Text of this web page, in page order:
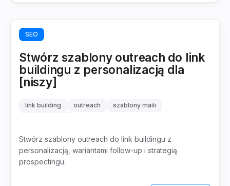
SEO
Stwórz szablony outreach do link
buildingu z personalizacją dla
[niszy]
link building outreach
szablony maili
Stwórz szablony outreach do link buildingu z
personalizacją, wariantami follow-up i strategią
prospectingu.